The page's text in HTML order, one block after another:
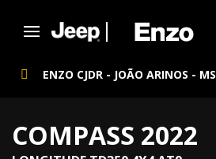
ENZO CJDR - JOÃO ARINOS - MS
COMPASS 2022